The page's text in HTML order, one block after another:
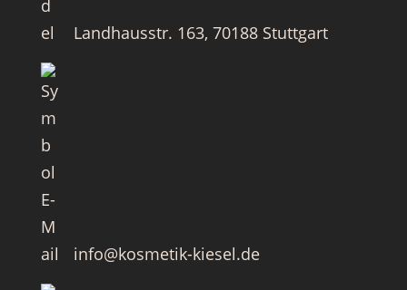
Landhausstr. 163, 70188 Stuttgart
info@kosmetik-kiesel.de